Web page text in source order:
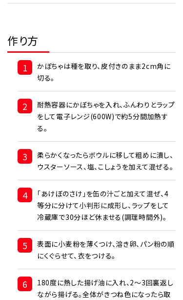
作り方
1
かぼちゃは種を取り、皮付きのまま2cm角に
切る。
2
耐熱容器にかぼちゃを入れ、ふんわりとラップ
をして電子レンジ(600W)で約5分間加熱す
る。
3
柔らかくなったらボウルに移して粗めに潰し、
ウスターソース、塩、こしょうを加えて混ぜる。
4
「あけぼのさけ」を缶の汁ごと加えて混ぜ、4
等分に分けて小判形に成形し、ラップをして
冷蔵庫で30分ほど休ませる(調理時間外)。
5
表面に小麦粉を薄くつけ、溶き卵、パン粉の順
にくぐらせて、衣をつける。
6
180度に熱した揚げ油に入れ、2〜3回裏返し
ながら揚げる。全体がきつね色になったら取